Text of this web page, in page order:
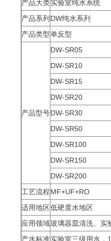
产品大类实验室纯水系统
产品系列DW纯水系列
产品类型单反型
产品型号
DW-SR05
DW-SR10
DW-SR15
DW-SR20
DW-SR30
DW-SR50
DW-SR100
DW-SR150
DW-SR200
工艺流程MF+UF+RO
适用地区低硬度水地区
应用领域玻璃器皿清洗、实
产水标准实验室三级用水，